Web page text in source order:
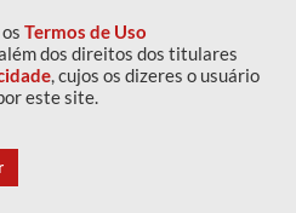
os direitos reservados
Termos de Uso
dos direitos dos titulares
, cujos os dizeres o usuário
este site.